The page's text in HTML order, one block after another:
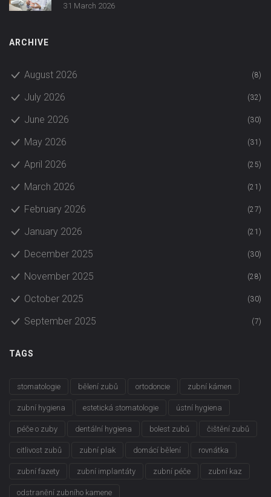
31 March 2026
ARCHIVE
August 2026 (8)
July 2026 (32)
June 2026 (30)
May 2026 (31)
April 2026 (25)
March 2026 (21)
February 2026 (27)
January 2026 (21)
December 2025 (30)
November 2025 (28)
October 2025 (30)
September 2025 (7)
TAGS
stomatologie bělení zubů ortodoncie zubní kámen
zubní hygiena estetická stomatologie ústní hygiena
péče o zuby dentální hygiena bolest zubů čištění zubů
citlivost zubů zubní plak domácí bělení rovnátka
zubní fazety zubní implantáty zubní péče zubní kaz
odstranění zubního kamene